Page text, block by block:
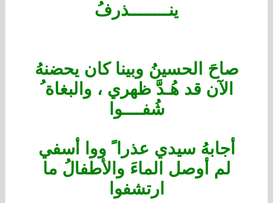
ينــــــــذرفُ
صاحَ الحسينُ وبينا كان يحضنهُ
الآن قد هُـدَّ ظهري ، والبغاة ُ
شُفــــوا
أجابهُ سيدي عذرا ً ووا أسفي
لم أوصل الماءَ والأطفالُ ما
ارتشفوا